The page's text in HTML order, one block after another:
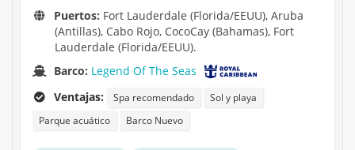
Puertos: Fort Lauderdale (Florida/EEUU), Aruba
(Antillas), Cabo Rojo, CocoCay (Bahamas), Fort
Lauderdale (Florida/EEUU).
Barco: Legend Of The Seas
Ventajas:
Spa recomendado
Sol y playa
Parque acuático
Barco Nuevo